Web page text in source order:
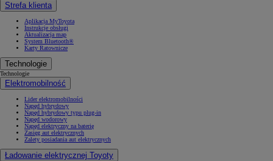
Strefa klienta
Aplikacja MyToyota
Instrukcje obsługi
Aktualizacja map
System Bluetooth®
Karty Ratownicze
Technologie
Technologie
Elektromobilność
Lider elektromobilności
Napęd hybrydowy
Napęd hybrydowy typu plug-in
Napęd wodorowy
Napęd elektryczny na baterię
Zasięg aut elektrycznych
Zalety posiadania aut elektrycznych
Ładowanie elektrycznej Toyoty